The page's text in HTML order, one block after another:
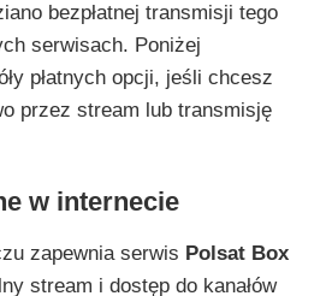
bezpłatnej transmisji tego
serwisach. Poniżej
płatnych opcji, jeśli chcesz
przez stream lub transmisję
w internecie
zapewnia serwis Polsat Box
stream i dostęp do kanałów